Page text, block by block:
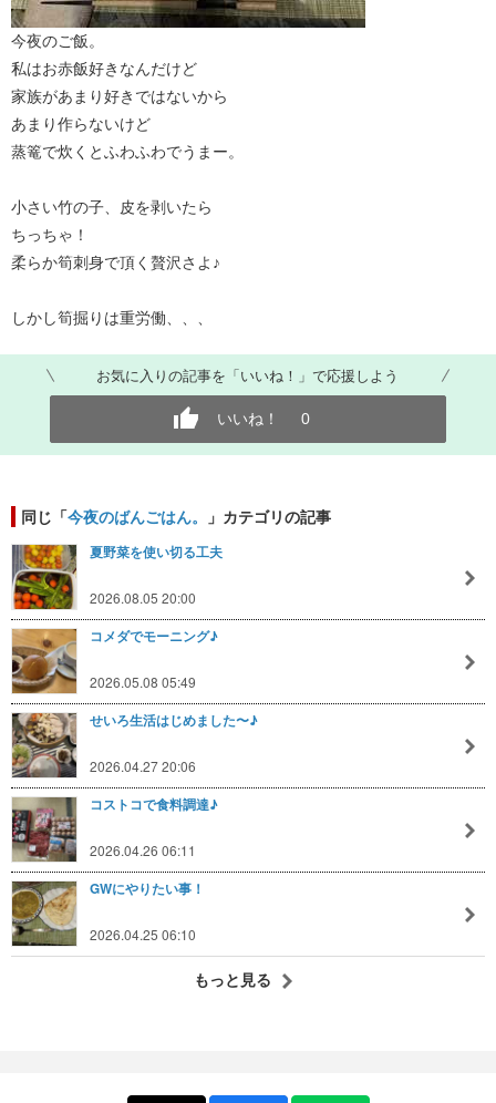
今夜のご飯。
私はお赤飯好きなんだけど
家族があまり好きではないから
あまり作らないけど
蒸篭で炊くとふわふわでうまー。
小さい竹の子、皮を剥いたら
ちっちゃ！
柔らか筍刺身で頂く贅沢さよ♪
しかし筍掘りは重労働、、、
お気に入りの記事を「いいね！」で応援しよう
いいね！ 0
同じ「今夜のばんごはん。 」カテゴリの記事
夏野菜を使い切る工夫
2026.08.05 20:00
コメダでモーニング♪
2026.05.08 05:49
せいろ生活はじめました〜♪
2026.04.27 20:06
コストコで食料調達♪
2026.04.26 06:11
GWにやりたい事！
2026.04.25 06:10
もっと見る